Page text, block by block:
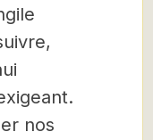
nos